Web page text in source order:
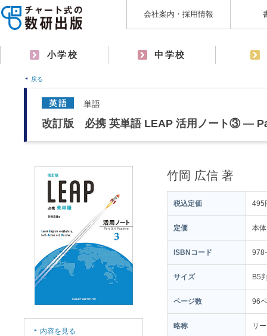
会社案内・採用情報
小学校 中学校
戻る
単語
改訂版 必携 英単語 LEAP 活用ノート③ ―
竹岡 広信 著
税込定価 495
定価 本
ISBNコード
サイズ B5
ページ数 96
略称 リ
内容を見る